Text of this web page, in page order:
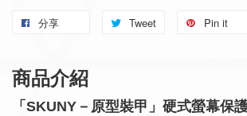
分享 Tweet Pin it
商品介紹
「SKUNY－原型裝甲」硬式螢幕保